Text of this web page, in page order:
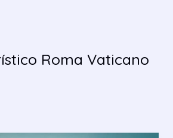
Roma Vaticano